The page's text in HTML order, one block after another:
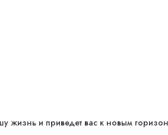
и приведет вас к новым